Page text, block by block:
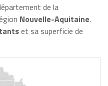
de la
Nouvelle-Aquitaine.
et sa superficie de